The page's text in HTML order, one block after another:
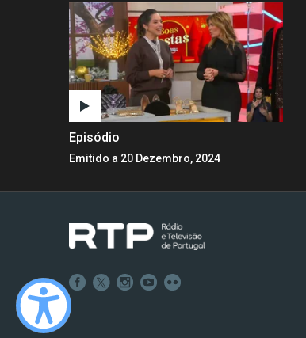
Episódio
Emitido a 20 Dezembro, 2024